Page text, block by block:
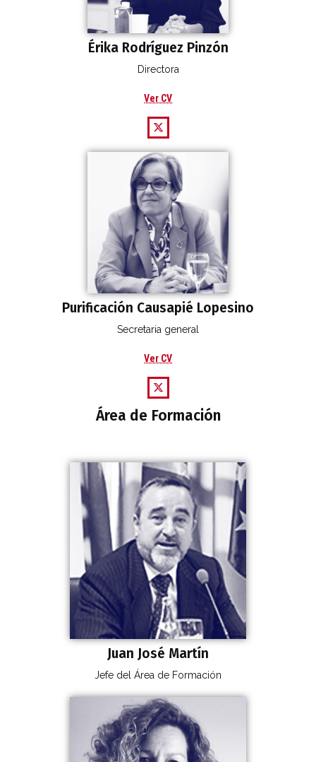
Érika Rodríguez Pinzón
Directora
Ver CV
Purificación Causapié Lopesino
Secretaria general
Ver CV
Área de Formación
Juan José Martín
Jefe del Área de Formación